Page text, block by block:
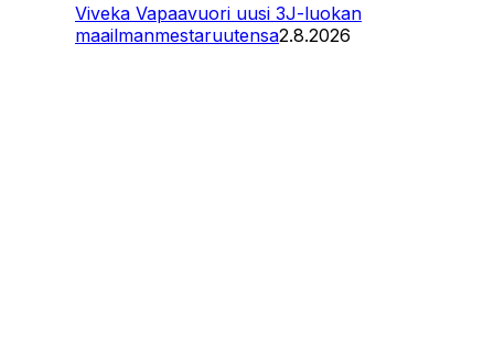
Viveka Vapaavuori uusi 3J-luokan
maailmanmestaruutensa2.8.2026